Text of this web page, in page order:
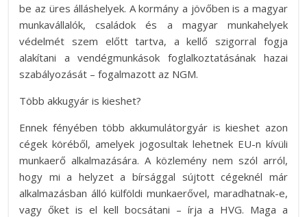
be az üres álláshelyek. A kormány a jövőben is a magyar
munkavállalók, családok és a magyar munkahelyek
védelmét szem előtt tartva, a kellő szigorral fogja
alakítani a vendégmunkások foglalkoztatásának hazai
szabályozását – fogalmazott az NGM.
Több akkugyár is kieshet?
Ennek fényében több akkumulátorgyár is kieshet azon
cégek köréből, amelyek jogosultak lehetnek EU-n kívüli
munkaerő alkalmazására. A közlemény nem szól arról,
hogy mi a helyzet a bírsággal sújtott cégeknél már
alkalmazásban álló külföldi munkaerővel, maradhatnak-e,
vagy őket is el kell bocsátani – írja a HVG. Maga a